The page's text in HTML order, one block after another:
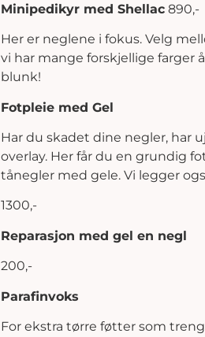
Minipedikyr med Shellac 890,-
Her er neglene i fokus. Velg
vi har mange forskjellige farger
blunk!
Fotpleie med Gel
Har du skadet dine negler, har
overlay. Her får du en grundig
tånegler med gele. Vi legger
1300,-
Reparasjon med gel en negl
200,-
Parafinvoks
For ekstra tørre føtter som